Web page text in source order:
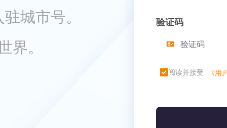
城市号。
。
验证码
阅读并接受 《用